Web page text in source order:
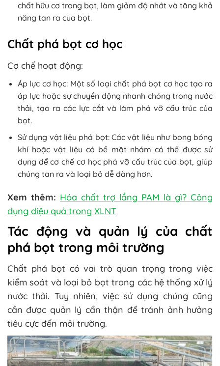
chất hữu cơ trong bọt, làm giảm độ nhớt và tăng khả
năng tan ra của bọt.
Chất phá bọt cơ học
Cơ chế hoạt động:
Áp lực cơ học: Một số loại chất phá bọt cơ học tạo ra
áp lực hoặc sự chuyển động nhanh chóng trong nước
thải, tạo ra các lực cắt và làm phá vỡ cấu trúc của
bọt.
Sử dụng vật liệu phá bọt: Các vật liệu như bong bóng
khí hoặc vật liệu có bề mặt nhám có thể được sử
dụng để cơ chế cơ học phá vỡ cấu trúc của bọt, giúp
chúng tan ra và loại bỏ dễ dàng hơn.
Xem thêm: Hóa chất trợ lắng PAM là gì? Công
dụng diệu quả trong XLNT
Tác động và quản lý của chất
phá bọt trong môi trường
Chất phá bọt có vai trò quan trọng trong việc
kiểm soát và loại bỏ bọt trong các hệ thống xử lý
nước thải. Tuy nhiên, việc sử dụng chúng cũng
cần được quản lý cẩn thận để tránh ảnh hưởng
tiêu cực đến môi trường.